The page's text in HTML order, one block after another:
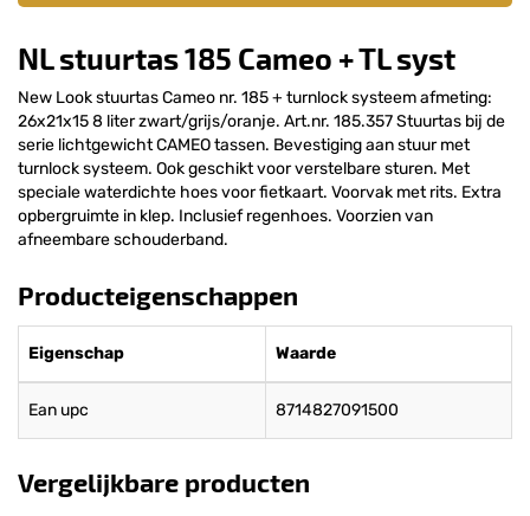
NL stuurtas 185 Cameo + TL syst
New Look stuurtas Cameo nr. 185 + turnlock systeem afmeting:
26x21x15 8 liter zwart/grijs/oranje. Art.nr. 185.357 Stuurtas bij de
serie lichtgewicht CAMEO tassen. Bevestiging aan stuur met
turnlock systeem. Ook geschikt voor verstelbare sturen. Met
speciale waterdichte hoes voor fietkaart. Voorvak met rits. Extra
opbergruimte in klep. Inclusief regenhoes. Voorzien van
afneembare schouderband.
Producteigenschappen
Eigenschap Waarde
Ean upc 8714827091500
Vergelijkbare producten